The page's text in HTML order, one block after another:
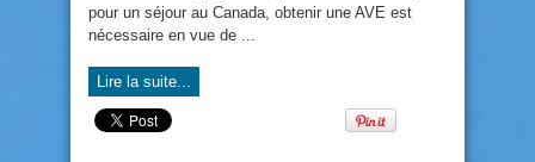
pour un séjour au Canada, obtenir une AVE est
nécessaire en vue de ...
Lire la suite...